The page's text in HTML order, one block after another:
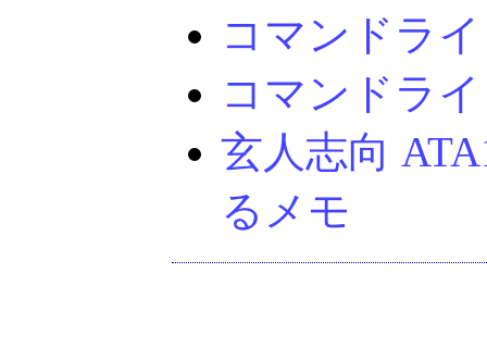
コマンドラ
コマンドラ
玄人志向
るメモ